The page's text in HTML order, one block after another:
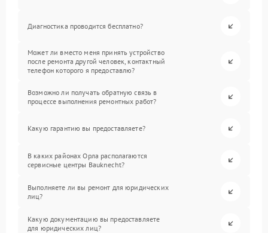
Диагностика проводится бесплатно?
Может ли вместо меня принять устройство
после ремонта другой человек, контактный
телефон которого я предоставлю?
Возможно ли получать обратную связь в
процессе выполнения ремонтных работ?
Какую гарантию вы предоставляете?
В каких районах Орла располагаются
сервисные центры Bauknecht?
Выполняете ли вы ремонт для юридических
лиц?
Какую документацию вы предоставляете
для юридических лиц?